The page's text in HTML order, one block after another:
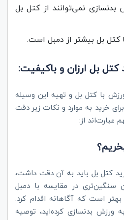
بدنسازی نمی‌توانند از کتل بل
بل بیشتر از دمبل است.
بل ارزان و باکیفیت:
با کتل بل و تهیه این وسیله
خرید به موارد و نکات زیر دقت
عبارت‌اند از:
کتل بل باید به آن دقت داشت،
در مقایسه با دمبل
است که آگاهانه اقدام کرد.
ورزش بدنسازی کرده‌اید، توصیه